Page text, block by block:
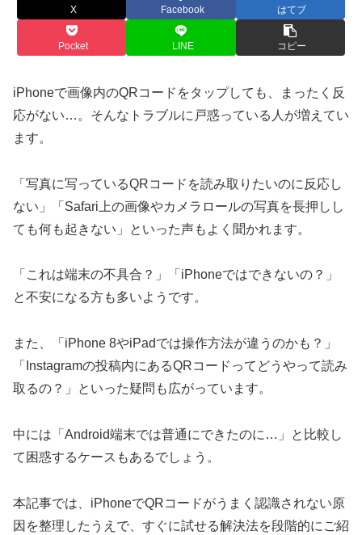
X Facebook はてブ
Pocket LINE コピー
iPhoneで画像内のQRコードをタップしても、まったく反
応がない…。そんなトラブルに戸惑っている人が増えてい
ます。
「写真に写っているQRコードを読み取りたいのに反応し
ない」「Safari上の画像やカメラロールの写真を長押しし
ても何も起きない」といった声もよく聞かれます。
「これは端末の不具合？」「iPhoneではできないの？」
と不安になる方も多いようです。
また、「iPhone 8やiPadでは操作方法が違うのかも？」
「Instagramの投稿内にあるQRコードってどうやって読み
取るの？」といった疑問も広がっています。
中には「Android端末では普通にできたのに…」と比較し
て困惑するケースもあるでしょう。
本記事では、iPhoneでQRコードがうまく認識されない原
因を整理したうえで、すぐに試せる解決法を段階的にご紹